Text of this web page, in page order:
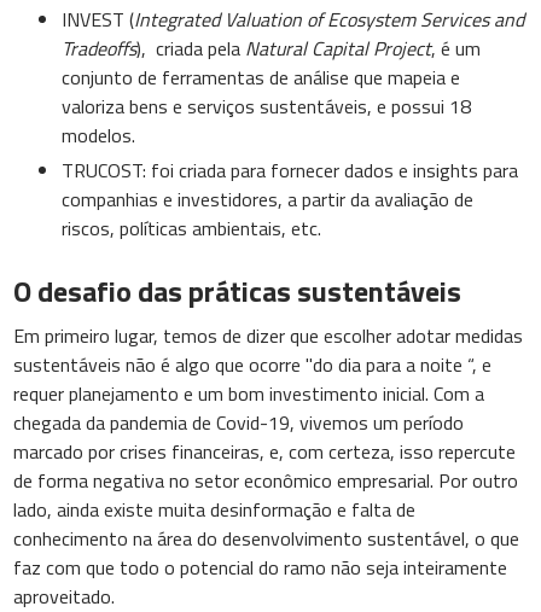
INVEST (Integrated Valuation of Ecosystem Services and
Tradeoffs), criada pela Natural Capital Project, é um
conjunto de ferramentas de análise que mapeia e
valoriza bens e serviços sustentáveis, e possui 18
modelos.
TRUCOST: foi criada para fornecer dados e insights para
companhias e investidores, a partir da avaliação de
riscos, políticas ambientais, etc.
O desafio das práticas sustentáveis
Em primeiro lugar, temos de dizer que escolher adotar medidas
sustentáveis não é algo que ocorre "do dia para a noite “, e
requer planejamento e um bom investimento inicial. Com a
chegada da pandemia de Covid-19, vivemos um período
marcado por crises financeiras, e, com certeza, isso repercute
de forma negativa no setor econômico empresarial. Por outro
lado, ainda existe muita desinformação e falta de
conhecimento na área do desenvolvimento sustentável, o que
faz com que todo o potencial do ramo não seja inteiramente
aproveitado.